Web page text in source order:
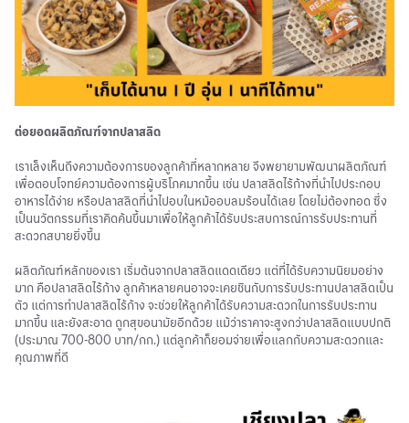
ต่อยอดผลิตภัณฑ์จากปลาสลิด
เราเล็งเห็นถึงความต้องการของลูกค้าที่หลากหลาย จึงพยายามพัฒนาผลิตภัณฑ์
เพื่อตอบโจทย์ความต้องการผู้บริโภคมากขึ้น เช่น ปลาสลิดไร้ก้างที่นำไปประกอบ
อาหารได้ง่าย หรือปลาสลิดที่นำไปอบในหม้ออบลมร้อนได้เลย โดยไม่ต้องทอด ซึ่ง
เป็นนวัตกรรมที่เราคิดค้นขึ้นมาเพื่อให้ลูกค้าได้รับประสบการณ์การรับประทานที่
สะดวกสบายยิ่งขึ้น
ผลิตภัณฑ์หลักของเรา เริ่มต้นจากปลาสลิดแดดเดียว แต่ที่ได้รับความนิยมอย่าง
มาก คือปลาสลิดไร้ก้าง ลูกค้าหลายคนอาจจะเคยชินกับการรับประทานปลาสลิดเป็น
ตัว แต่การทำปลาสลิดไร้ก้าง จะช่วยให้ลูกค้าได้รับความสะดวกในการรับประทาน
มากขึ้น และยังสะอาด ถูกสุขอนามัยอีกด้วย แม้ว่าราคาจะสูงกว่าปลาสลิดแบบปกติ
(ประมาณ 700-800 บาท/กก.) แต่ลูกค้าก็ยอมจ่ายเพื่อแลกกับความสะดวกและ
คุณภาพที่ดี